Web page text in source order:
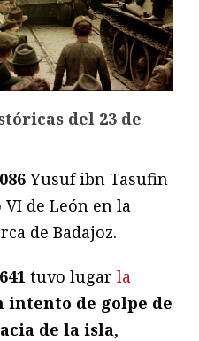
del 23 de
Yusuf ibn Tasufin
de León en la
de Badajoz.
tuvo lugar la
intento de golpe de
de la isla,